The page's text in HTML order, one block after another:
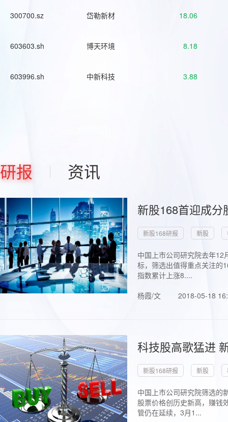
300700.sz 岱勒新材 18.06
603603.sh 博天环境 8.18
603996.sh 中新科技 3.88
研报 资讯
新股168首迎成
新股168研报 新股
中国上市公司研究院去年
标，筛选出值得重点关注的
指数累计上涨8....
杨霞/文
2018-05-18
科技股高歌猛进
新股168研报 新股
中国上市公司研究院筛选的
股票价格创历史新高，赚钱
管仍在延续，3月1...